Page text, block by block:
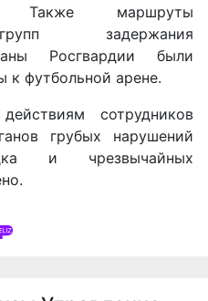
Также маршруты
задержания
Росгвардии были
к футбольной арене.
сотрудников
грубых нарушений
и чрезвычайных